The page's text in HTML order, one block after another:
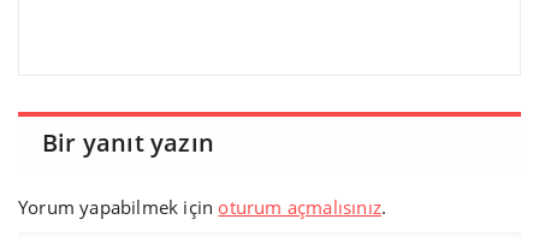
Bir yanıt yazın
Yorum yapabilmek için oturum açmalısınız.